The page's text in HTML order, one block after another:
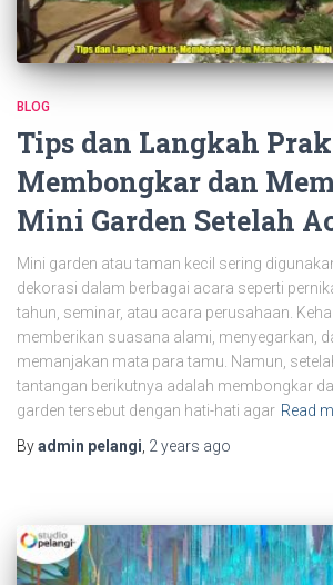
BLOG
Tips dan Langkah
Membongkar dan
Mini Garden Setelah
Mini garden atau taman kecil sering
dekorasi dalam berbagai acara seperti
tahun, seminar, atau acara perusahaan.
memberikan suasana alami, menyegarkan,
memanjakan mata para tamu. Namun,
tantangan berikutnya adalah membongkar
garden tersebut dengan hati-hati agar Read
Byadmin pelangi, 2 years ago